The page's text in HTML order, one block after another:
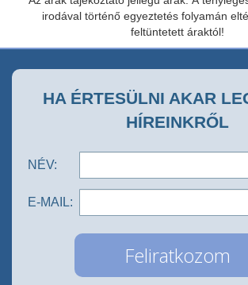
irodával történő egyeztetés folyamán
feltüntetett áraktól!
HA ÉRTESÜLNI AKAR
HÍREINKRŐL
NÉV:
E-MAIL: